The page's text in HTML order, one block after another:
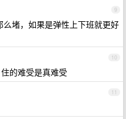
9
堵，如果是弹性上下班就更好
10
的难受是真难受
11